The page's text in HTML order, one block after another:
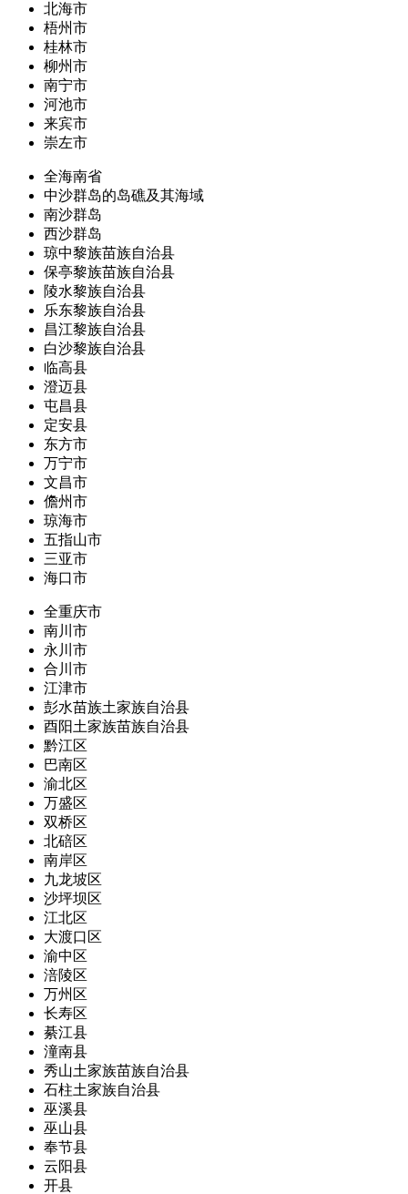
北海市
梧州市
桂林市
柳州市
南宁市
河池市
来宾市
崇左市
全海南省
中沙群岛的岛礁及其海域
南沙群岛
西沙群岛
琼中黎族苗族自治县
保亭黎族苗族自治县
陵水黎族自治县
乐东黎族自治县
昌江黎族自治县
白沙黎族自治县
临高县
澄迈县
屯昌县
定安县
东方市
万宁市
文昌市
儋州市
琼海市
五指山市
三亚市
海口市
全重庆市
南川市
永川市
合川市
江津市
彭水苗族土家族自治县
酉阳土家族苗族自治县
黔江区
巴南区
渝北区
万盛区
双桥区
北碚区
南岸区
九龙坡区
沙坪坝区
江北区
大渡口区
渝中区
涪陵区
万州区
长寿区
綦江县
潼南县
秀山土家族苗族自治县
石柱土家族自治县
巫溪县
巫山县
奉节县
云阳县
开县